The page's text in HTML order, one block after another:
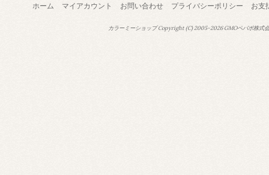
ホーム マイアカウント お問い合わせ プライバシーポリシー お支
カラーミーショップCopyright (C) 2005-2026GMOペパボ株式